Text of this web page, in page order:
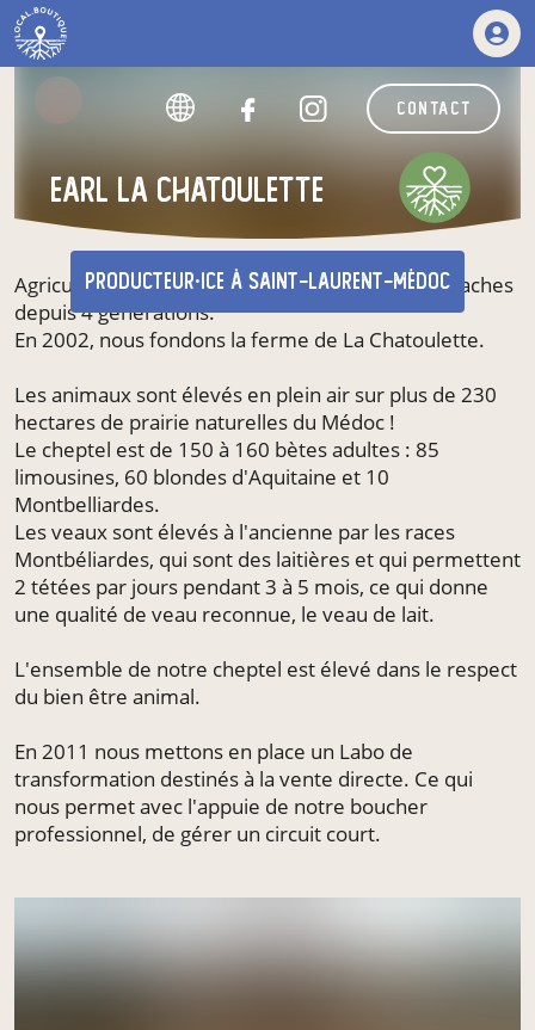
contact
earl la Chatoulette
producteur·ice à Saint-Laurent-Médoc
Agriculteurs de pères en fils, nous élevons des vaches
depuis 4 générations.
En 2002, nous fondons la ferme de La Chatoulette.
Les animaux sont élevés en plein air sur plus de 230
hectares de prairie naturelles du Médoc !
Le cheptel est de 150 à 160 bètes adultes : 85
limousines, 60 blondes d'Aquitaine et 10
Montbelliardes.
Les veaux sont élevés à l'ancienne par les races
Montbéliardes, qui sont des laitières et qui permettent
2 tétées par jours pendant 3 à 5 mois, ce qui donne
une qualité de veau reconnue, le veau de lait.
L'ensemble de notre cheptel est élevé dans le respect
du bien être animal.
En 2011 nous mettons en place un Labo de
transformation destinés à la vente directe. Ce qui
nous permet avec l'appuie de notre boucher
professionnel, de gérer un circuit court.